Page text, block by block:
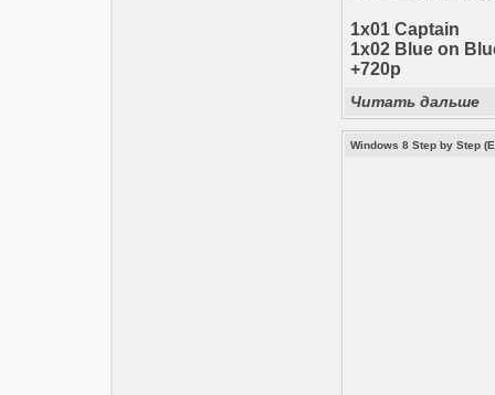
1x01 Captain
1x02 Blue on
+720p
Читать дальше
Windows 8 Step by Step